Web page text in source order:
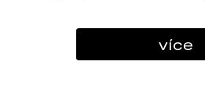
více